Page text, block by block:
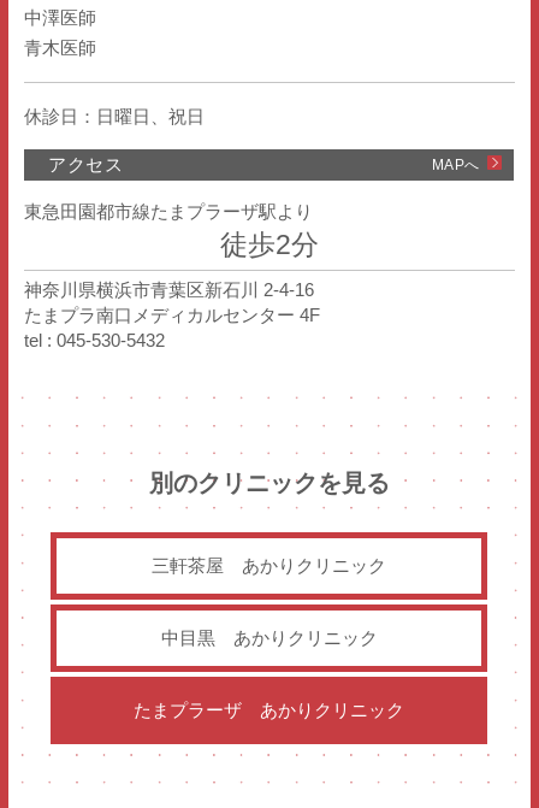
中澤医師
青木医師
休診日：日曜日、祝日
アクセス MAPへ
東急田園都市線たまプラーザ駅より
徒歩2分
神奈川県横浜市青葉区新石川 2-4-16
たまプラ南口メディカルセンター 4F
tel : 045-530-5432
別のクリニックを見る
三軒茶屋 あかりクリニック
中目黒 あかりクリニック
たまプラーザ あかりクリニック